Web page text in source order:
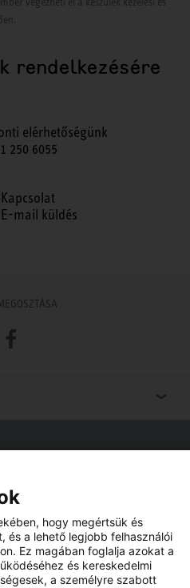
rendelkezésére
elérhetőségünk
250 6055
Kapcsolat
E-mail küldés
Facebook
Nem probléma.
hogy megértsük és
és a lehető legjobb felhasználói
Ez magában foglalja azokat a
és kereskedelmi
a személyre szabott